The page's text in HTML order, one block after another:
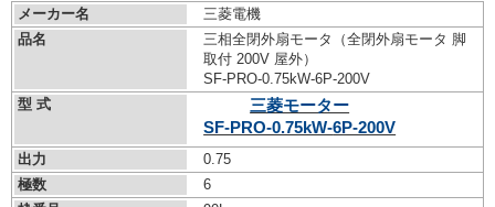
メーカー名
三菱電機
品名
三相全閉外扇モータ（全閉外扇モータ 脚
取付 200V 屋外）
SF-PRO-0.75kW-6P-200V
型 式
三菱モーター
SF-PRO-0.75kW-6P-200V
出力
0.75
極数
6